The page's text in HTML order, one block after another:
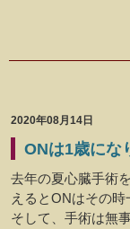
2020年08月14日
ONは1歳にな
去年の夏心臓手術
えるとONはその時
そして、手術は無